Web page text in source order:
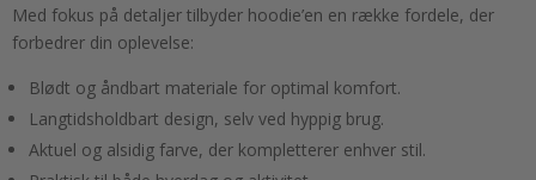
Med fokus på detaljer tilbyder hoodie’en en række fordele, der
forbedrer din oplevelse:
Blødt og åndbart materiale for optimal komfort.
Langtidsholdbart design, selv ved hyppig brug.
Aktuel og alsidig farve, der kompletterer enhver stil.